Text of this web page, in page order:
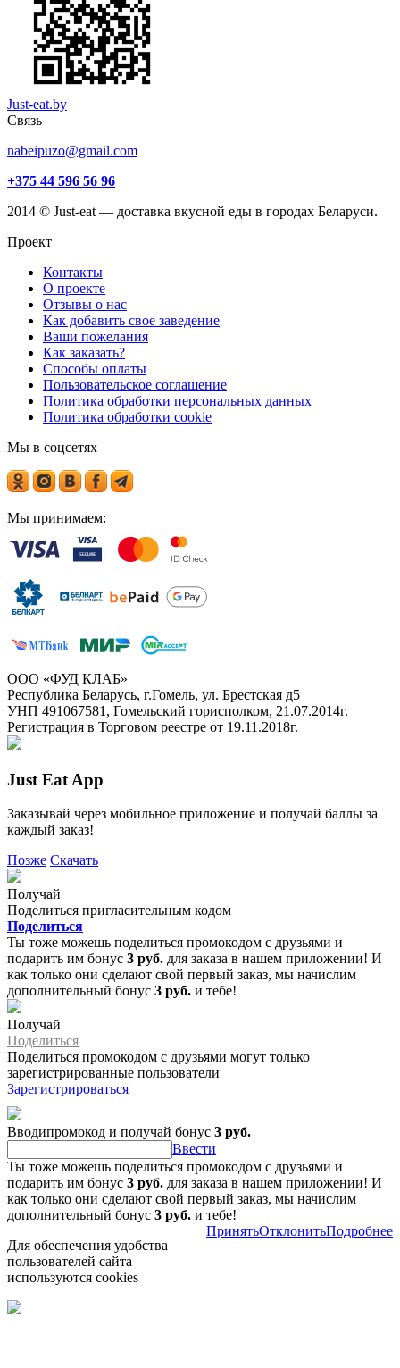
Just-eat.by
Связь
nabeipuzo@gmail.com
+375 44 596 56 96
2014 © Just-eat — доставка вкусной еды в городах Беларуси.
Проект
Контакты
О проекте
Отзывы о нас
Как добавить свое заведение
Ваши пожелания
Как заказать?
Способы оплаты
Пользовательское соглашение
Политика обработки персональных данных
Политика обработки cookie
Мы в соцсетях
Мы принимаем:
ООО «ФУД КЛАБ»
Республика Беларусь, г.Гомель, ул. Брестская д5
УНП 491067581, Гомельский горисполком, 21.07.2014г.
Регистрация в Торговом реестре от 19.11.2018г.
Just Eat App
Заказывай через мобильное приложение и получай баллы за
каждый заказ!
Позже Скачать
Получай
Поделиться пригласительным кодом
Поделиться
Ты тоже можешь поделиться промокодом с друзьями и
подарить им бонус 3 руб. для заказа в нашем приложении! И
как только они сделают свой первый заказ, мы начислим
дополнительный бонус 3 руб. и тебе!
Получай
Поделиться
Поделиться промокодом с друзьями могут только
зарегистрированные пользователи
Зарегистрироваться
Вводипромокод и получай бонус 3 руб.
Ввести
Ты тоже можешь поделиться промокодом с друзьями и
подарить им бонус 3 руб. для заказа в нашем приложении! И
как только они сделают свой первый заказ, мы начислим
дополнительный бонус 3 руб. и тебе!
Для обеспечения удобства
пользователей сайта
используются cookies
ПринятьОтклонитьПодробнее